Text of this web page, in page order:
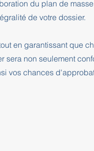
du plan de
de votre dossier.
en garantissant que
non seulement
vos chances